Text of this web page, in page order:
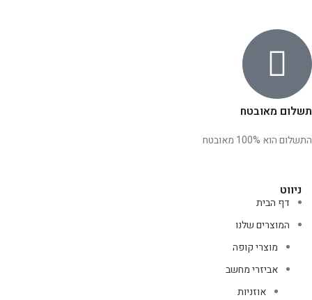
תשלום מאובטח
התשלום הוא 100% מאובטח
ניווט
דף הבית
המוצרים שלנו
מוצרי קופה
אביזרי מחשב
אוזניות